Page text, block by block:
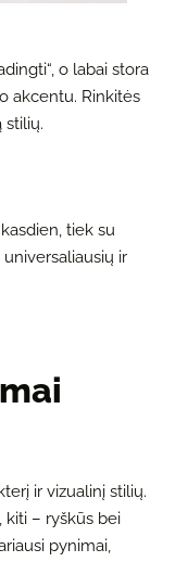
o labai stora
akcentu. Rinkitės
stilių.
tiek su
ir
ir vizualinį stilių.
kiti – ryškūs bei
pynimai,